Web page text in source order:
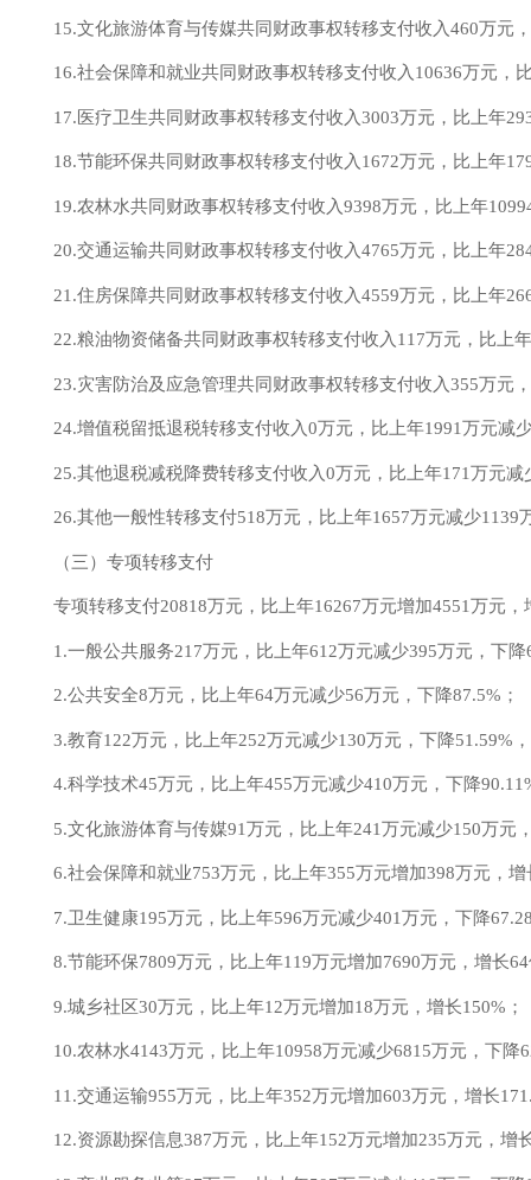
15.文化旅游体育与传媒共同财政事权转移支付收入460万元
16.社会保障和就业共同财政事权转移支付收入 10636万元，
17.医疗卫生共同财政事权转移支付收入3003万元，比上年
18.节能环保共同财政事权转移支付收入 1672万元，比上年
19.农林水共同财政事权转移支付收入9398万元，比上年1
20.交通运输共同财政事权转移支付收入4765万元，比上年
21.住房保障共同财政事权转移支付收入4559万元，比上年
22.粮油物资储备共同财政事权转移支付收入 117万元，比上年
23.灾害防治及应急管理共同财政事权转移支付收入355万元
24.增值税留抵退税转移支付收入0万元，比上年1991万元减
25.其他退税减税降费转移支付收入0万元，比上年171万元减
26.其他一般性转移支付518万元，比上年1657万元减少1139
（三）专项转移支付
专项转移支付20818万元，比上年16267万元增加4551万元，
1.一般公共服务217万元，比上年612万元减少395万元， 下降
2.公共安全8万元，比上年64万元减少56万元， 下降87.5%；
3.教育122万元，比上年252万元减少130万元， 下降51.59%
4.科学技术45万元，比上年455万元减少410万元， 下降90.11
5.文化旅游体育与传媒91万元，比上年241万元减少150万元
6.社会保障和就业753万元，比上年355万元增加398万元， 增
7.卫生健康195万元，比上年596万元减少401万元， 下降
8.节能环保7809万元，比上年119万元增加7690万元， 增长
9.城乡社区30万元，比上年12万元增加18万元， 增长150% ；
10.农林水4143万元，比上年10958万元减少6815万元， 下降
1 1 .交通运输955万元，比上年352万元增加603万元， 增长
1 2.资源勘探信息387万元，比上年152万元增加235万元， 增